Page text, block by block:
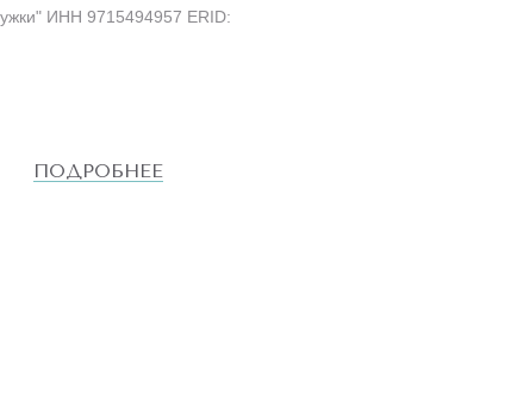
ИНН 9715494957 ERID:
ПОДРОБНЕЕ